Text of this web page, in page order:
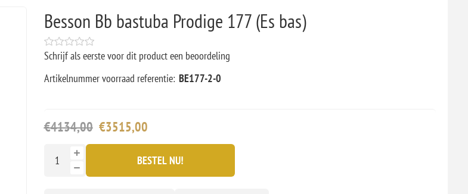
Besson Bb bastuba Prodige 177 (Es bas)
Schrijf als eerste voor dit product een beoordeling
Artikelnummer voorraad referentie: BE177-2-0
€4134,00 €3515,00
BESTEL NU!